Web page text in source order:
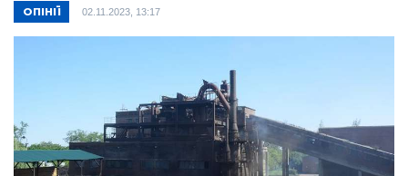
ОПІНІЇ 02.11.2023, 13:17